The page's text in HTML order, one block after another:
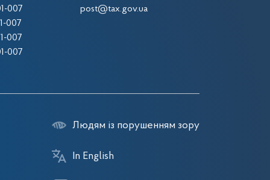
007
007
007
007
post@tax.gov.ua
Людям із порушенням зору
In English